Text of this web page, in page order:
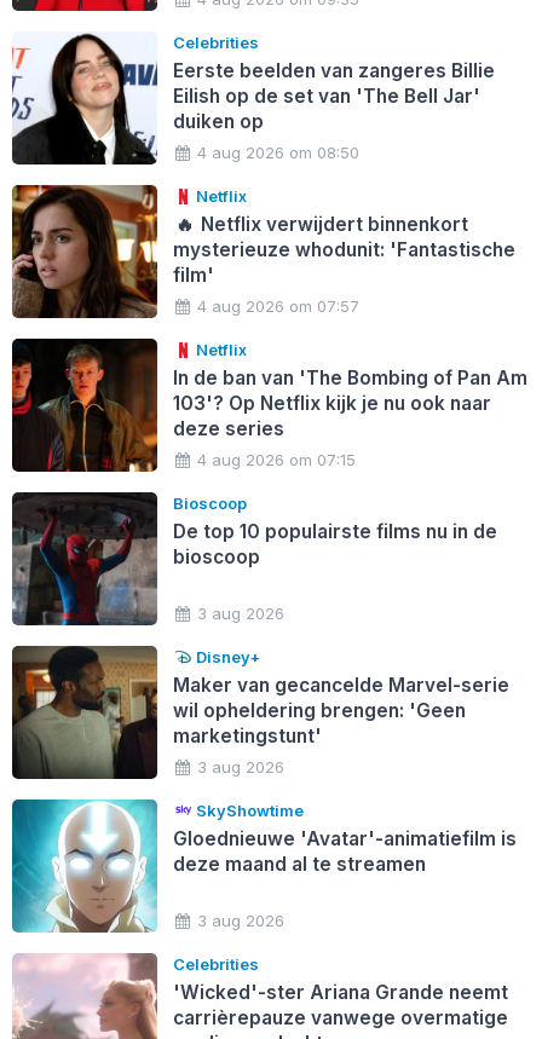
Celebrities
Eerste beelden van zangeres Billie
Eilish op de set van 'The Bell Jar'
duiken op
4 aug 2026 om 08:50
Netflix
🔥 Netflix verwijdert binnenkort
mysterieuze whodunit: 'Fantastische
film'
4 aug 2026 om 07:57
Netflix
In de ban van 'The Bombing of Pan Am
103'? Op Netflix kijk je nu ook naar
deze series
4 aug 2026 om 07:15
Bioscoop
De top 10 populairste films nu in de
bioscoop
3 aug 2026
Disney+
Maker van gecancelde Marvel-serie
wil opheldering brengen: 'Geen
marketingstunt'
3 aug 2026
SkyShowtime
Gloednieuwe 'Avatar'-animatiefilm is
deze maand al te streamen
3 aug 2026
Celebrities
'Wicked'-ster Ariana Grande neemt
carrièrepauze vanwege overmatige